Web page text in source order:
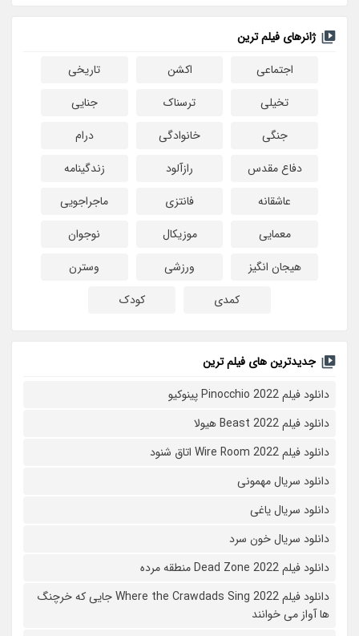
ژانرهای فیلم ترین
اجتماعی
اکشن
تاریخی
تخیلی
ترسناک
جنایی
جنگی
خانوادگی
درام
دفاع مقدس
رازآلود
زندگینامه
عاشقانه
فانتزی
ماجراجویی
معمایی
موزیکال
نوجوان
هیجان انگیز
ورزشی
وسترن
کمدی
کودک
جدیدترین های فیلم ترین
دانلود فیلم Pinocchio 2022 پینوکیو
دانلود فیلم Beast 2022 هیولا
دانلود فیلم Wire Room 2022 اتاق شنود
دانلود سریال مهمونی
دانلود سریال یاغی
دانلود سریال خون سرد
دانلود فیلم 2022 Dead Zone منطقه مرده
دانلود فیلم Where the Crawdads Sing 2022 جایی که خرچنگ
ها آواز می خوانند